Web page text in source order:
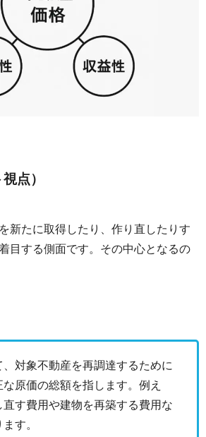
点）
新たに取得したり、作り直したりす
目する側面です。その中心となるの
対象不動産を再調達するために
原価の総額を指します。例え
す費用や建物を再築する費用な
す。